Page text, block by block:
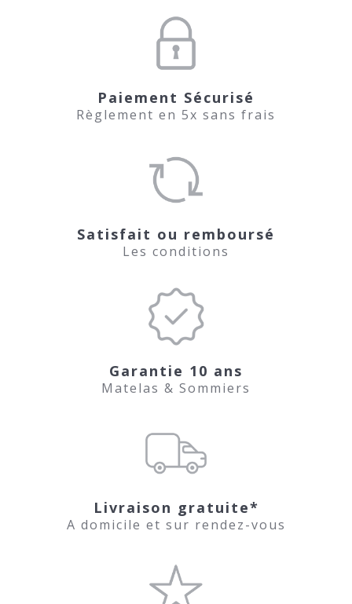
Paiement Sécurisé
Règlement en 5x sans frais
Satisfait ou remboursé
Les conditions
Garantie 10 ans
Matelas & Sommiers
Livraison gratuite*
A domicile et sur rendez-vous